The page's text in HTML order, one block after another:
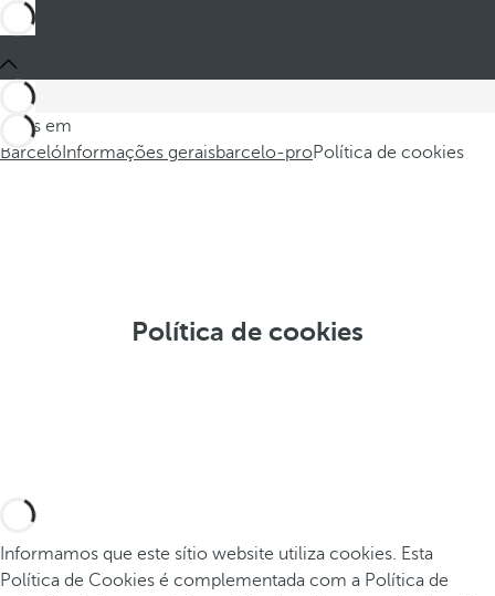
Estes em
Barceló Informações geraisbarcelo-proPolítica de cookies
Política de cookies
Informamos que este sítio website utiliza cookies. Esta
Política de Cookies é complementada com a Política de